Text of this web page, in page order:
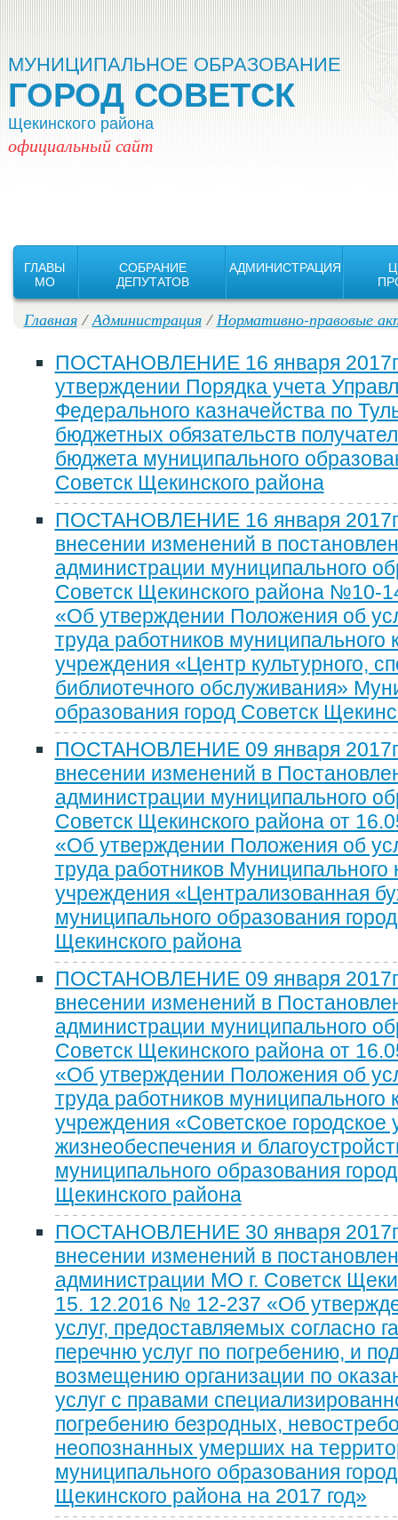
МУНИЦИПАЛЬНОЕ ОБРАЗОВАНИЕ
ГОРОД СОВЕТСК
Щекинского района
официальный сайт
ГЛАВЫ
MO
СОБРАНИЕ
ДЕПУТАТОВ
АДМИНИСТРАЦИЯ
Главная/Администрация/Нормативно-правовые
ПОСТАНОВЛЕНИЕ 16 января
утверждении Порядка учета
Федерального казначейства по
бюджетных обязательств
бюджета муниципального
Советск Щекинского района
ПОСТАНОВЛЕНИЕ 16 января
внесении изменений в
администрации муниципального
Советск Щекинского района №10-
«Об утверждении Положения об
труда работников муниципального
учреждения «Центр культурного,
библиотечного обслуживания»
образования город Советск
ПОСТАНОВЛЕНИЕ 09 января
внесении изменений в
администрации муниципального
Советск Щекинского района от
«Об утверждении Положения об
труда работников Муниципального
учреждения «Централизованная
муниципального образования
Щекинского района
ПОСТАНОВЛЕНИЕ 09 января
внесении изменений в
администрации муниципального
Советск Щекинского района от
«Об утверждении Положения об
труда работников муниципального
учреждения «Советское городское
жизнеобеспечения и
муниципального образования
Щекинского района
ПОСТАНОВЛЕНИЕ 30 января
внесении изменений в
администрации МО г. Советск
15. 12.2016 № 12-237 «Об
услуг, предоставляемых согласно
перечню услуг по погребению, и
возмещению организации по
услуг с правами
погребению безродных,
неопознанных умерших на
муниципального образования
Щекинского района на 2017 год»